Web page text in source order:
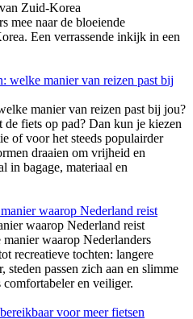
Zuid-Korea
mee naar de bloeiende
Een verrassende inkijk in een
manier van reizen past bij jou?
de fiets op pad? Dan kun je kiezen
of voor het steeds populairder
draaien om vrijheid en
in bagage, materiaal en
waarop Nederland reist
waarop Nederlanders
recreatieve tochten: langere
passen zich aan en slimme
comfortabeler en veiliger.